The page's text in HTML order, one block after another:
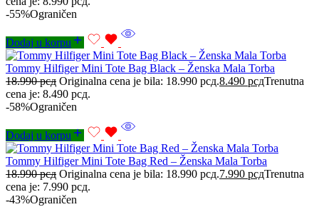
-55%Ograničen
Dodaj u korpu
Tommy Hilfiger Mini Tote Bag Black – Ženska Mala Torba
18.990рсд Originalna cena je bila: 18.990 рсд.8.490 рсдTrenutna
cena je: 8.490 рсд.
-58%Ograničen
Dodaj u korpu
Tommy Hilfiger Mini Tote Bag Red – Ženska Mala Torba
18.990рсд Originalna cena je bila: 18.990 рсд.7.990 рсдTrenutna
cena je: 7.990 рсд.
-43%Ograničen